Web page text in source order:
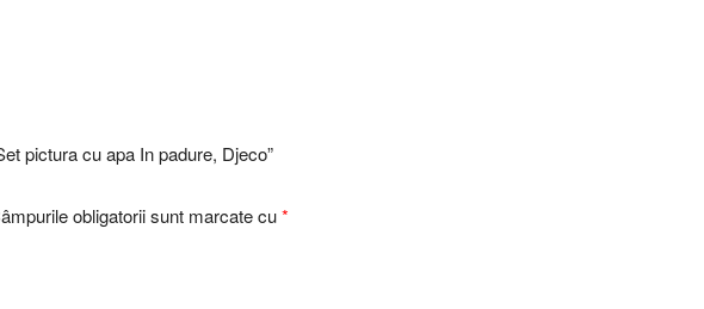
pictura cu apa In padure, Djeco”
obligatorii sunt marcate cu*